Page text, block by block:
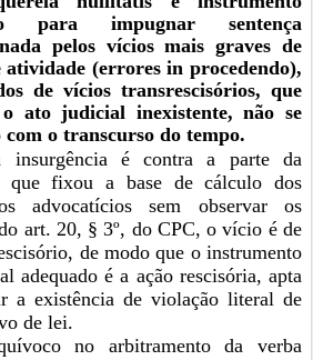
para impugnar sentença
pelos vícios mais graves de
atividade (errores in procedendo),
de vícios transrescisórios, que
ato judicial inexistente, não se
com o transcurso do tempo.
é contra a parte da
que fixou a base de cálculo dos
advocatícios sem observar os
art. 20, § 3º, do CPC, o vício é de
de modo que o instrumento
adequado é a ação rescisória, apta
a existência de violação literal de
de lei.
no arbitramento da verba